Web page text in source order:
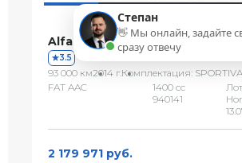
Alfa Romeo Giulietta
3.5
93 000 км2014 г.Комплектация: SPORTIVA
FAT AAC
1400 сс
940141
2 179 971 руб.
Степан
👋 Мы онлайн, задайте
сразу отвечу